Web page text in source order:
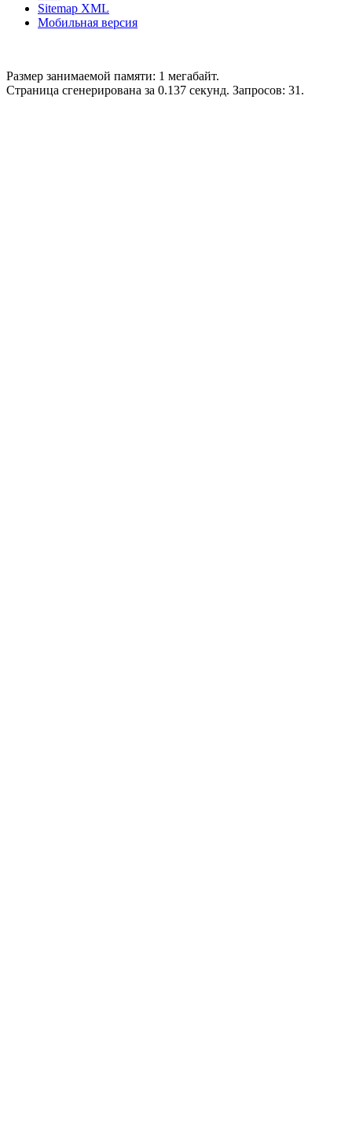
Sitemap XML
Мобильная версия
Размер занимаемой памяти: 1 мегабайт.
Страница сгенерирована за 0.137 секунд. Запросов: 31.